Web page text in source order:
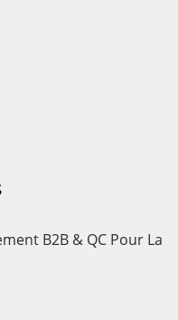
B2B & QC Pour La